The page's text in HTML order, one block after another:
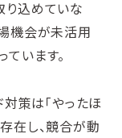
り込めていな
機会が未活用
います。
策は「やったほ
在し、競合が動